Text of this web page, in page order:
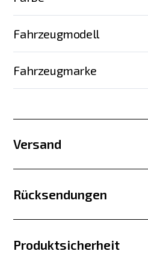
Fahrzeugmodell
Fahrzeugmarke
Versand
Rücksendungen
Produktsicherheit